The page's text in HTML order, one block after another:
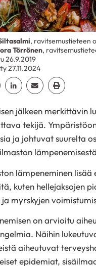
, ravitsemustieteen
Törrönen,
26.9.2019
27.11.2024
Jaa Linkedin
Jaa EmailJaa Print
jälkeen merkittävin
tekijä.
ja johtuvat suurelta
lämpeneminen lisää
kuten hellejaksojen
myrskyjen
on arvioitu
Näihin
aiheutuvat
epidemiat,